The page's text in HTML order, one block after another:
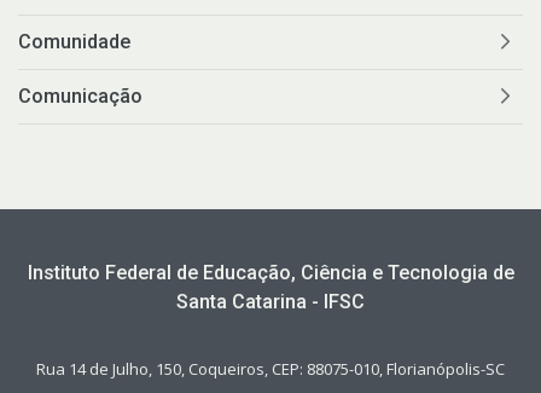
Comunidade
Comunicação
Instituto Federal de Educação, Ciência e Tecnologia de
Santa Catarina - IFSC
Rua 14 de Julho, 150, Coqueiros, CEP: 88075-010, Florianópolis-SC